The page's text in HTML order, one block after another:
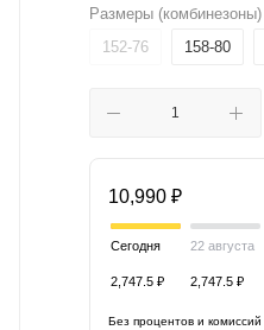
Размеры (комбинезоны)
152-76
158-80
10,990 ₽
Сегодня
2,747.5 ₽
22 августа
2,747.5 ₽
Без процентов и комиссий